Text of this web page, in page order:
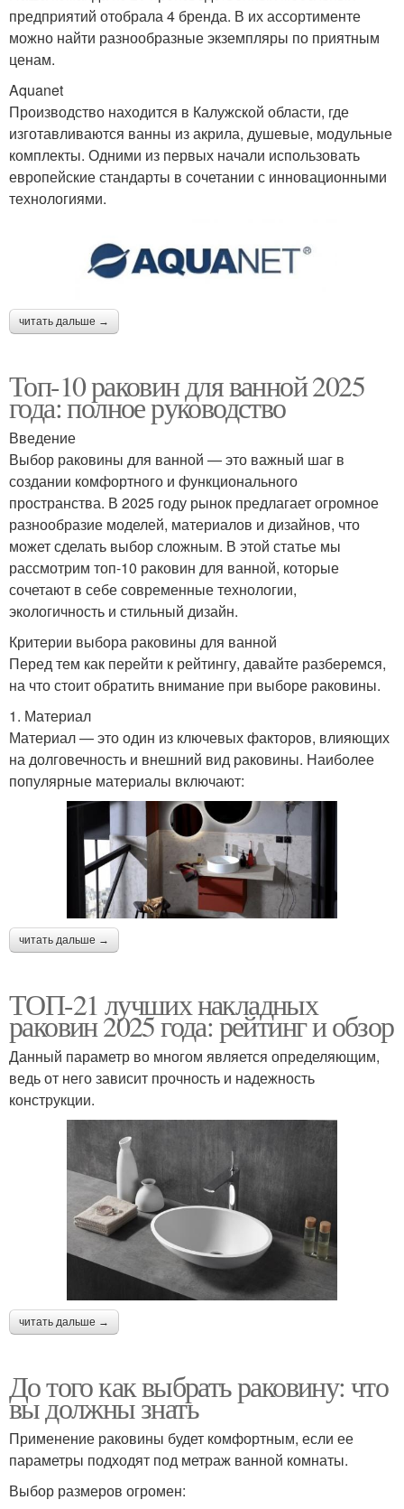
предприятий отобрала 4 бренда. В их ассортименте
можно найти разнообразные экземпляры по приятным
ценам.
Aquanet
Производство находится в Калужской области, где
изготавливаются ванны из акрила, душевые, модульные
комплекты. Одними из первых начали использовать
европейские стандарты в сочетании с инновационными
технологиями.
читать дальше →
Топ-10 раковин для ванной 2025
года: полное руководство
Введение
Выбор раковины для ванной — это важный шаг в
создании комфортного и функционального
пространства. В 2025 году рынок предлагает огромное
разнообразие моделей, материалов и дизайнов, что
может сделать выбор сложным. В этой статье мы
рассмотрим топ-10 раковин для ванной, которые
сочетают в себе современные технологии,
экологичность и стильный дизайн.
Критерии выбора раковины для ванной
Перед тем как перейти к рейтингу, давайте разберемся,
на что стоит обратить внимание при выборе раковины.
1. Материал
Материал — это один из ключевых факторов, влияющих
на долговечность и внешний вид раковины. Наиболее
популярные материалы включают:
читать дальше →
ТОП-21 лучших накладных
раковин 2025 года: рейтинг и обзор
Данный параметр во многом является определяющим,
ведь от него зависит прочность и надежность
конструкции.
читать дальше →
До того как выбрать раковину: что
вы должны знать
Применение раковины будет комфортным, если ее
параметры подходят под метраж ванной комнаты.
Выбор размеров огромен: